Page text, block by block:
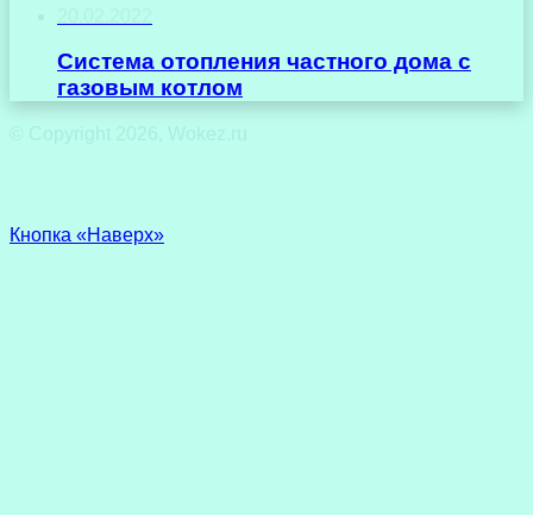
Система отопления частного дома с
газовым котлом
© Copyright 2026, Wokez.ru
Кнопка «Наверх»